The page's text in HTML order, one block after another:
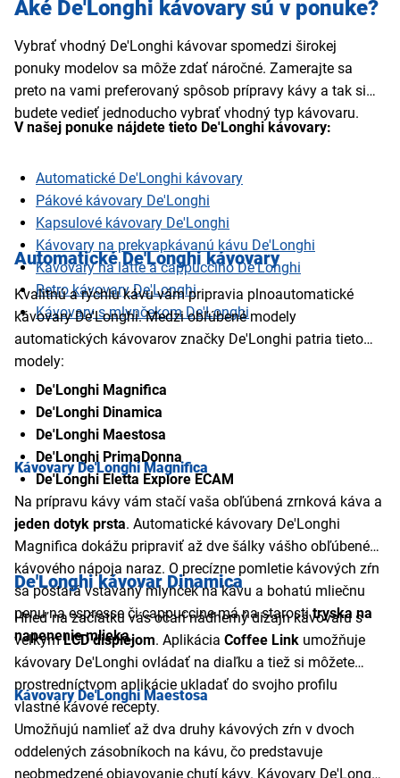
Aké De'Longhi kávovary sú v ponuke?
Vybrať vhodný De'Longhi kávovar spomedzi širokej
ponuky modelov sa môže zdať náročné. Zamerajte sa
preto na vami preferovaný spôsob prípravy kávy a tak si
budete vedieť jednoducho vybrať vhodný typ kávovaru.
V našej ponuke nájdete tieto De'Longhi kávovary:
Automatické De'Longhi kávovary
Pákové kávovary De'Longhi
Kapsulové kávovary De'Longhi
Kávovary na prekvapkávanú kávu De'Longhi
Kávovary na latte a cappuccino De'Longhi
Retro kávovary De'Longhi
Kávovary s mlynčekom De'Longhi
Automatické De'Longhi kávovary
Kvalitnú a rýchlu kávu vám pripravia plnoautomatické
kávovary De'Longhi. Medzi obľúbené modely
automatických kávovarov značky De'Longhi patria tieto
modely:
De'Longhi Magnifica
De'Longhi Dinamica
De'Longhi Maestosa
De'Longhi PrimaDonna
De'Longhi Eletta Explore ECAM
Kávovary De'Longhi Magnifica
Na prípravu kávy vám stačí vaša obľúbená zrnková káva a
jeden dotyk prsta. Automatické kávovary De'Longhi
Magnifica dokážu pripraviť až dve šálky vášho obľúbeného
kávového nápoja naraz. O precízne pomletie kávových zŕn
sa postará vstavaný mlynček na kávu a bohatú mliečnu
penu na espresse či cappuccine má na starostitryska na
napenenie mlieka.
De'Longhi kávovar Dinamica
Hneď na začiatku vás očarí nádherný dizajn kávovaru s
veľkýmLCD displejom. Aplikácia Coffee Link umožňuje
kávovary De'Longhi ovládať na diaľku a tiež si môžete
prostredníctvom aplikácie ukladať do svojho profilu
vlastné kávové recepty.
Kávovary De'Longhi Maestosa
Umožňujú namlieť až dva druhy kávových zŕn v dvoch
oddelených zásobníkoch na kávu, čo predstavuje
neobmedzené objavovanie chutí kávy. Kávovary De'Longhi